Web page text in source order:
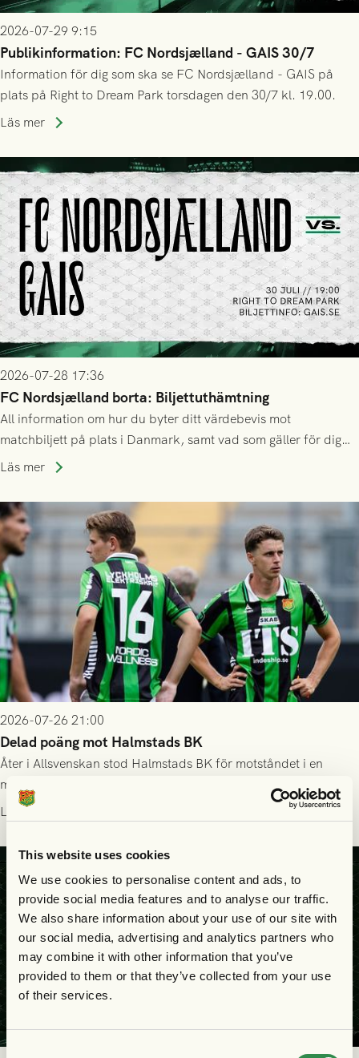
This website uses cookies
We use cookies to personalise content and ads, to
provide social media features and to analyse our traffic.
We also share information about your use of our site with
our social media, advertising and analytics partners who
may combine it with other information that you’ve
provided to them or that they’ve collected from your use
of their services.
Consent
2026-07-29 9:15
Publikinformation: FC Nordsjælland - GAIS 30/7
Information för dig som ska se FC Nordsjælland - GAIS på
plats på Right to Dream Park torsdagen den 30/7 kl. 19.00.
Läs mer
2026-07-28 17:36
FC Nordsjælland borta: Biljettuthämtning
All information om hur du byter ditt värdebevis mot
matchbiljett på plats i Danmark, samt vad som gäller för dig
som står på reservlista eller fått förhinder.
Läs mer
2026-07-26 21:00
Delad poäng mot Halmstads BK
Åter i Allsvenskan stod Halmstads BK för motståndet i en
match som vägde tungt till fördel för GAIS, men där poängen
delades efter dramatik på tilläggstid.
Läs mer